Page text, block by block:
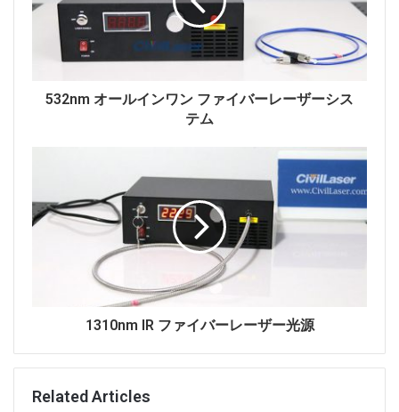
532nm オールインワン ファイバーレーザーシス
テム
1310nm IR ファイバーレーザー光源
Related Articles